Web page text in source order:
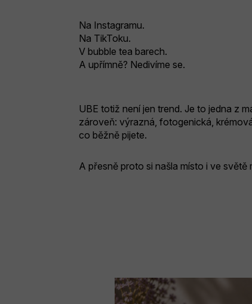
Na Instagramu.
Na TikToku.
V bubble tea barech.
A upřímně? Nedivíme se.
UBE totiž není jen trend. Je to jedna z
zároveň: výrazná, fotogenická,
co běžně pijete.
A přesně proto si našla místo i ve světě